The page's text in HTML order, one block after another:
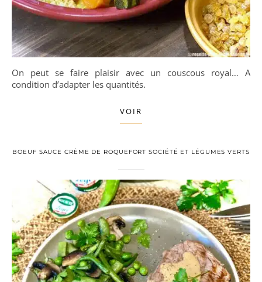
On peut se faire plaisir avec un couscous royal… A
condition d’adapter les quantités.
VOIR
BOEUF SAUCE CRÈME DE ROQUEFORT SOCIÉTÉ ET LÉGUMES VERTS